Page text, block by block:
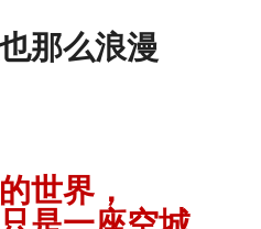
那么浪漫
世界，